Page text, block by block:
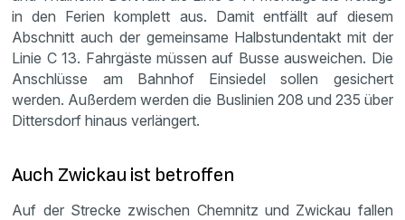
in den Ferien komplett aus. Damit entfällt auf diesem
Abschnitt auch der gemeinsame Halbstundentakt mit der
Linie C 13. Fahrgäste müssen auf Busse ausweichen. Die
Anschlüsse am Bahnhof Einsiedel sollen gesichert
werden. Außerdem werden die Buslinien 208 und 235 über
Dittersdorf hinaus verlängert.
Auch Zwickau ist betroffen
Auf der Strecke zwischen Chemnitz und Zwickau fallen